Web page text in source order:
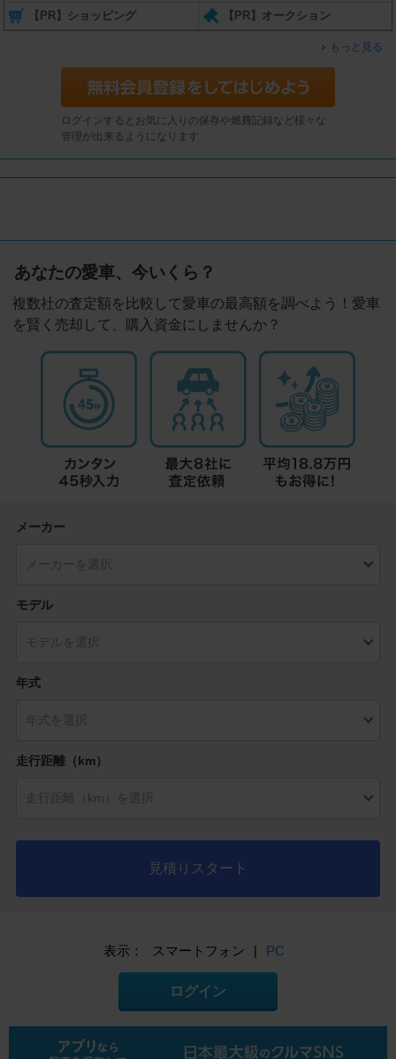
【PR】ショッピング 【PR】オークション
もっと見る
ログインするとお気に入りの保存や燃費記録など様々な
管理が出来るようになります
あなたの愛車、今いくら？
複数社の査定額を比較して愛車の最高額を調べよう！愛車
を賢く売却して、購入資金にしませんか？
メーカー
モデル
年式
走行距離（km）
見積りスタート
表示： スマートフォン | PC
ログイン